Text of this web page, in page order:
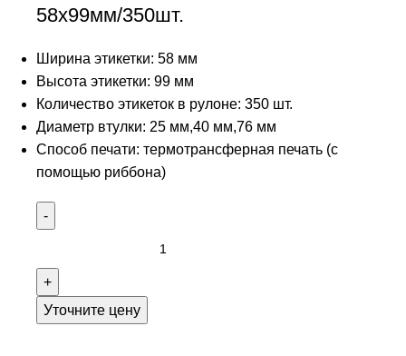
58х99мм/350шт.
Ширина этикетки: 58 мм
Высота этикетки: 99 мм
Количество этикеток в рулоне: 350 шт.
Диаметр втулки: 25 мм,40 мм,76 мм
Способ печати: термотрансферная печать (с
помощью риббона)
Уточните цену